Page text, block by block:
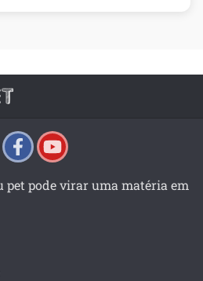
pet pode virar uma matéria em